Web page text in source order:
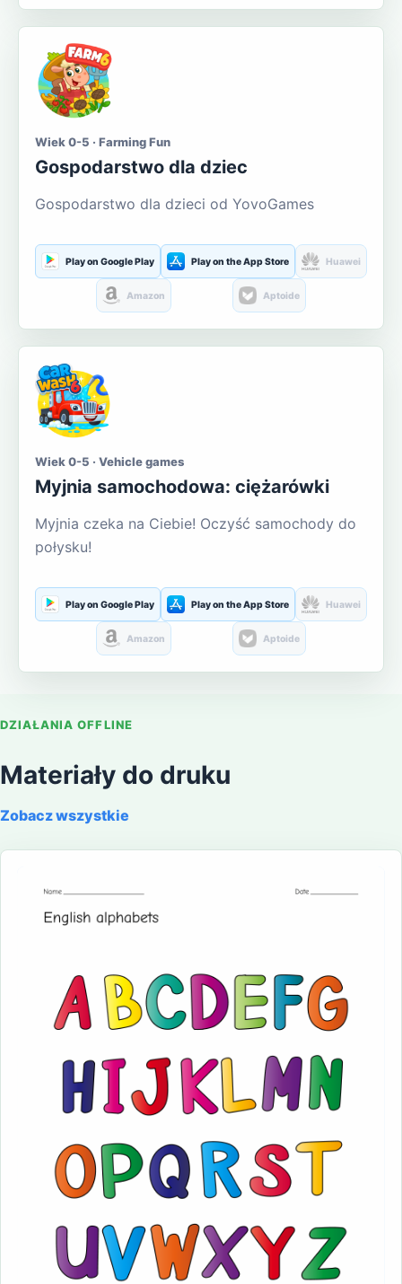
Wiek 0-5 · Farming Fun
Gospodarstwo dla dziec
Gospodarstwo dla dzieci od YovoGames
Play on Google Play Play on the App Store Huawei
Amazon Aptoide
Wiek 0-5 · Vehicle games
Myjnia samochodowa: ciężarówki
Myjnia czeka na Ciebie! Oczyść samochody do
połysku!
Play on Google Play Play on the App Store Huawei
Amazon Aptoide
DZIAŁANIA OFFLINE
Materiały do druku
Zobacz wszystkie